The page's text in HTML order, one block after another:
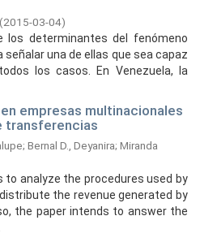
(2015-03-04)
los determinantes del fenómeno
una de ellas que sea capaz
los casos. En Venezuela, la
empresas multinacionales
transferencias
; Bernal D., Deyanira; Miranda
analyze the procedures used by
the revenue generated by
the paper intends to answer the